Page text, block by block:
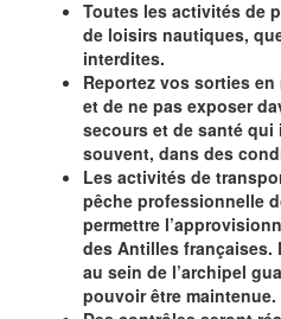
Toutes les activités de
de loisirs nautiques,
interdites.
Reportez vos sorties
et de ne pas exposer
secours et de santé qui
souvent, dans des
Les activités de
pêche professionnelle
permettre
des Antilles
au sein de l’archipel
pouvoir être maintenue.